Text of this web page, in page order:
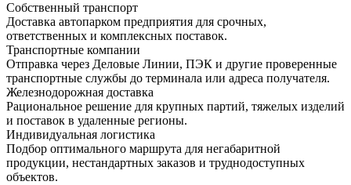
Собственный транспорт
Доставка автопарком предприятия для срочных,
ответственных и комплексных поставок.
Транспортные компании
Отправка через Деловые Линии, ПЭК и другие проверенные
транспортные службы до терминала или адреса получателя.
Железнодорожная доставка
Рациональное решение для крупных партий, тяжелых изделий
и поставок в удаленные регионы.
Индивидуальная логистика
Подбор оптимального маршрута для негабаритной
продукции, нестандартных заказов и труднодоступных
объектов.